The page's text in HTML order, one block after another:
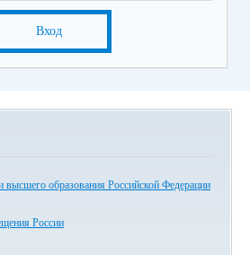
Вход
высшего образования Российской Федерации
России